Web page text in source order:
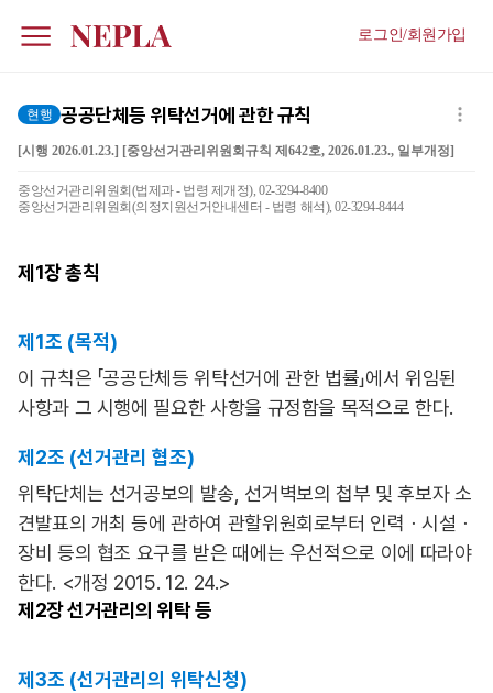
로그인/회원가입
현행 공공단체등 위탁선거에 관한 규칙
[시행 2026.01.23.] [중앙선거관리위원회규칙 제642호, 2026.01.23., 일부개정]
중앙선거관리위원회(법제과 - 법령 제개정), 02-3294-8400
중앙선거관리위원회(의정지원선거안내센터 - 법령 해석), 02-3294-8444
제1장총칙
제1조 (목적)
이 규칙은 「공공단체등 위탁선거에 관한 법률」에서 위임된
사항과 그 시행에 필요한 사항을 규정함을 목적으로 한다.
제2조 (선거관리 협조)
위탁단체는 선거공보의 발송, 선거벽보의 첩부 및 후보자 소
견발표의 개최 등에 관하여 관할위원회로부터 인력ㆍ시설ㆍ
장비 등의 협조 요구를 받은 때에는 우선적으로 이에 따라야
한다. <개정 2015. 12. 24.>
제2장선거관리의 위탁 등
제3조 (선거관리의 위탁신청)